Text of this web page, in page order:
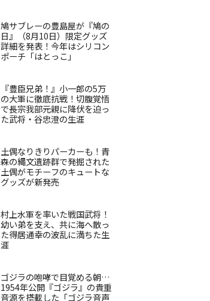
鳩サブレーの豊島屋が『鳩の
日』（8月10日）限定グッズ
詳細を発表！今年はシリコン
ポーチ「はとっこ」
『豊臣兄弟！』小一郎の5万
の大軍に徹底抗戦！切腹覚悟
で長宗我部元親に降伏を迫っ
た武将・谷忠澄の生涯
土偶なりきりパーカーも！青
森の縄文遺跡群で発掘された
土偶がモチーフのキュートな
グッズが新発売
村上水軍を率いた戦国武将！
幼い弟を支え、共に海へ散っ
た得居通幸の波乱に満ちた生
涯
ゴジラの咆哮で目覚める朝…
1954年公開『ゴジラ』の貴重
音源を搭載した「ゴジラ音声